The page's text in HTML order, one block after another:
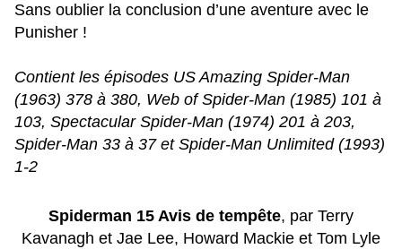
Sans oublier la conclusion d’une aventure avec le
Punisher !
Contient les épisodes US Amazing Spider-Man
(1963) 378 à 380, Web of Spider-Man (1985) 101 à
103, Spectacular Spider-Man (1974) 201 à 203,
Spider-Man 33 à 37 et Spider-Man Unlimited (1993)
1-2
Spiderman 15 Avis de tempête, par Terry
Kavanagh et Jae Lee, Howard Mackie et Tom Lyle